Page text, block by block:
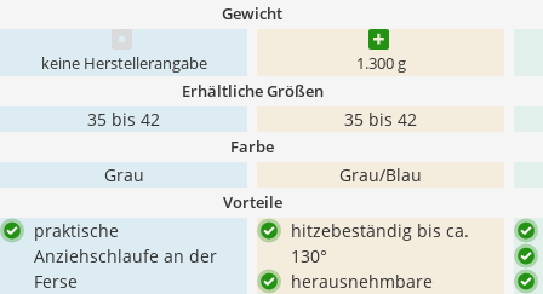
Gewicht
keine Herstellerangabe 1.300 g
Erhältliche Größen
35 bis 42 35 bis 42
Farbe
Grau Grau/Blau
Vorteile
praktische
Anziehschlaufe an der
Ferse
hitzebeständig bis ca.
130°
herausnehmbare